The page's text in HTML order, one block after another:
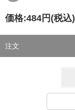
価格:484円 (税込)
注文